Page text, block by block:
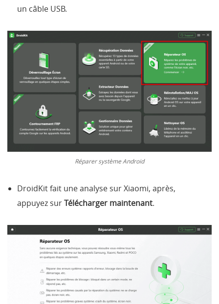
un câble USB.
Réparer système Android
DroidKit fait une analyse sur Xiaomi, après,
appuyez surTélécharger maintenant.